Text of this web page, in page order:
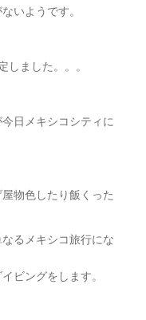
いようです。
しました。。。
日メキシコシティに
物色したり飯くった
るメキシコ旅行にな
ビングをします。